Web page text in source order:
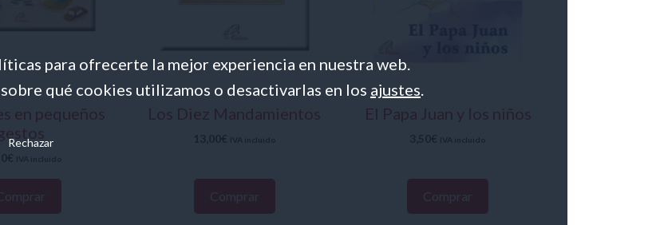
en pequeños
Los Diez Mandamientos
Comprar
El Papa Juan y los niños
Comprar
para ofrecerte la mejor experiencia en nuestra web.
qué cookies utilizamos o desactivarlas en los ajustes.
Rechazar